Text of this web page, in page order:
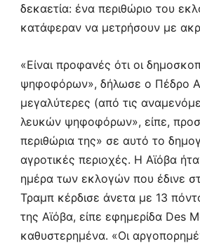
δεκαετία: ένα περιθώριο του
κατάφεραν να μετρήσουν με
«Είναι προφανές ότι οι
ψηφοφόρων», δήλωσε ο Πέδρο
μεγαλύτερες (από τις
λευκών ψηφοφόρων», είπε,
περιθώρια της» σε αυτό το
αγροτικές περιοχές. Η Αϊόβα
ημέρα των εκλογών που έδινε
Τραμπ κέρδισε άνετα με 13
της Αϊόβα, είπε εφημερίδα Des
καθυστερημένα. «Οι